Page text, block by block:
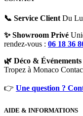
📞 Service Client Du
✨ Showroom Privé
rendez-vous : 06 18 36
🌿 Déco & Événements
Tropez à Monaco
👉 Une question ?
AIDE & INFORMATIONS